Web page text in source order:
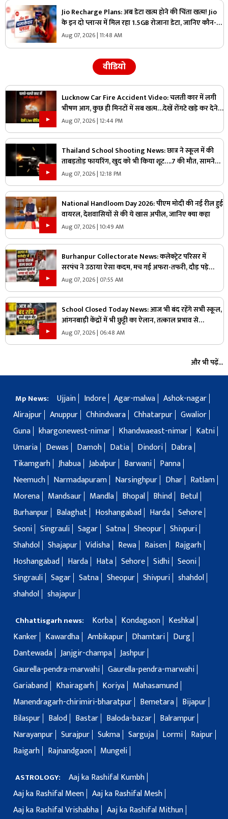
Jio Recharge Plans: अब डेटा खत्म होने की चिंता खत्म! Jio
के इन दो प्लान्स में मिल रहा 1.5GB रोजाना डेटा, जानिए कौन-सा
प्लान है आपके लिए सही
Aug 07, 2026 | 11:48 AM
वीडियो
Lucknow Car Fire Accident Video: चलती कार में लगी
भीषण आग, कुछ ही मिनटों में सब खत्म…देखें रोंगटे खड़े कर देने
वाला वीडियो
Aug 07, 2026 | 12:44 PM
Thailand School Shooting News: छात्र ने स्कूल में की
ताबड़तोड़ फायरिंग, खुद को भी किया शूट….7 की मौत, सामने
आया वीडियो
Aug 07, 2026 | 12:18 PM
National Handloom Day 2026: पीएम मोदी की नई रील हुई
वायरल, देशवासियों से की ये खास अपील, जानिए क्या कहा
Aug 07, 2026 | 10:49 AM
Burhanpur Collectorate News: कलेक्ट्रेट परिसर में
सरपंच ने उठाया ऐसा कदम, मच गई अफरा-तफरी, दौड़ पड़े
अधिकारी और नेता, जानें क्या है पूरा मामला
Aug 07, 2026 | 07:55 AM
School Closed Today News: आज भी बंद रहेंगे सभी स्कूल,
आंगनबाड़ी केंद्रों में भी छुट्टी का ऐलान, तत्काल प्रभाव से
जिलाधिकारी ने जारी किया आदेश
Aug 07, 2026 | 06:48 AM
और भी पढ़ें...
Mp News: Ujjain Indore Agar-malwa Ashok-nagar
Alirajpur Anuppur Chhindwara Chhatarpur Gwalior
Guna khargonewest-nimar Khandwaeast-nimar
Katni
Umaria
Dewas Damoh Datia Dindori
Dabra
Tikamgarh Jhabua Jabalpur Barwani
Panna
Neemuch
Narmadapuram Narsinghpur Dhar
Ratlam
Morena
Mandsaur Mandla Bhopal Bhind
Betul
Burhanpur
Balaghat Hoshangabad Harda Sehore
Seoni Singrauli Sagar Satna Sheopur Shivpuri
Shahdol Shajapur Vidisha Rewa Raisen
Rajgarh
Hoshangabad
Harda Hata Sehore Sidhi Seoni
Singrauli Sagar Satna Sheopur Shivpuri shahdol
shahdol shajapur
Chhattisgarh news: Korba Kondagaon
Keshkal
Kanker
Kawardha Ambikapur Dhamtari
Durg
Dantewada Janjgir-champa Jashpur
Gaurella-pendra-marwahi Gaurella-pendra-marwahi
Gariaband
Khairagarh Koriya
Mahasamund
Manendragarh-chirimiri-bharatpur
Bemetara
Bijapur
Bilaspur
Balod Bastar Baloda-bazar
Balrampur
Narayanpur Surajpur Sukma Sarguja Lormi
Raipur
Raigarh
Rajnandgaon Mungeli
ASTROLOGY:
Aaj ka Rashifal Kumbh
Aaj ka Rashifal Meen Aaj ka Rashifal Mesh
Aaj ka Rashifal Vrishabha Aaj ka Rashifal Mithun